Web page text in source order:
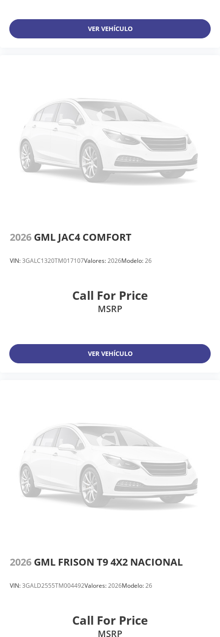
VER VEHÍCULO
2026 GML JAC4 COMFORT
VIN:3GALC1320TM017107Valores:2026Modelo:26
Call For Price
MSRP
VER VEHÍCULO
2026 GML FRISON T9 4X2 NACIONAL
VIN:3GALD2555TM004492Valores:2026Modelo:26
Call For Price
MSRP